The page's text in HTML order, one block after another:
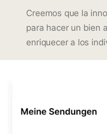
Creemos que la
para hacer un bien
enriquecer a los